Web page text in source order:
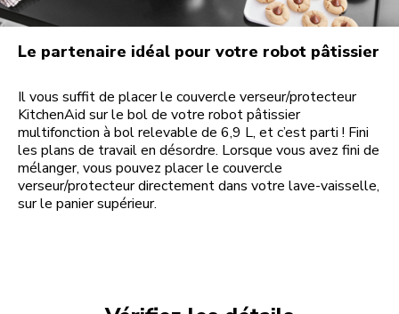
Le partenaire idéal pour votre robot pâtissier
Il vous suffit de placer le couvercle verseur/protecteur
KitchenAid sur le bol de votre robot pâtissier
multifonction à bol relevable de 6,9 L, et c’est parti ! Fini
les plans de travail en désordre. Lorsque vous avez fini de
mélanger, vous pouvez placer le couvercle
verseur/protecteur directement dans votre lave-vaisselle,
sur le panier supérieur.